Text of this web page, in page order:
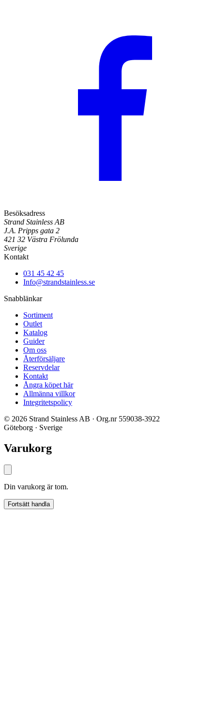
Besöksadress
Strand Stainless AB
J.A. Pripps gata 2
421 32 Västra Frölunda
Sverige
Kontakt
031 45 42 45
Info@strandstainless.se
Snabblänkar
Sortiment
Outlet
Katalog
Guider
Om oss
Återförsäljare
Reservdelar
Kontakt
Ångra köpet här
Allmänna villkor
Integritetspolicy
© 2026 Strand Stainless AB · Org.nr 559038-3922
Göteborg · Sverige
Varukorg
Din varukorg är tom.
Fortsätt handla